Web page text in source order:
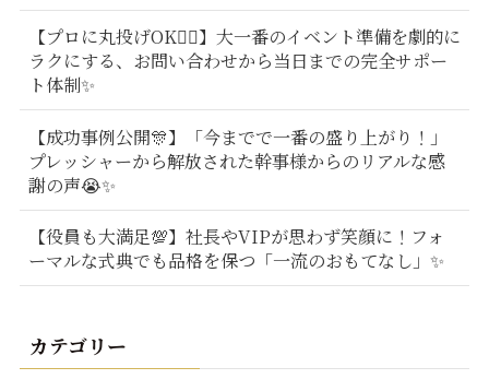
【プロに丸投げOK🙆‍♂️】大一番のイベント準備を劇的に
ラクにする、お問い合わせから当日までの完全サポー
ト体制✨
【成功事例公開🎊】「今までで一番の盛り上がり！」
プレッシャーから解放された幹事様からのリアルな感
謝の声😭✨
【役員も大満足💯】社長やVIPが思わず笑顔に！フォ
ーマルな式典でも品格を保つ「一流のおもてなし」✨
カテゴリー